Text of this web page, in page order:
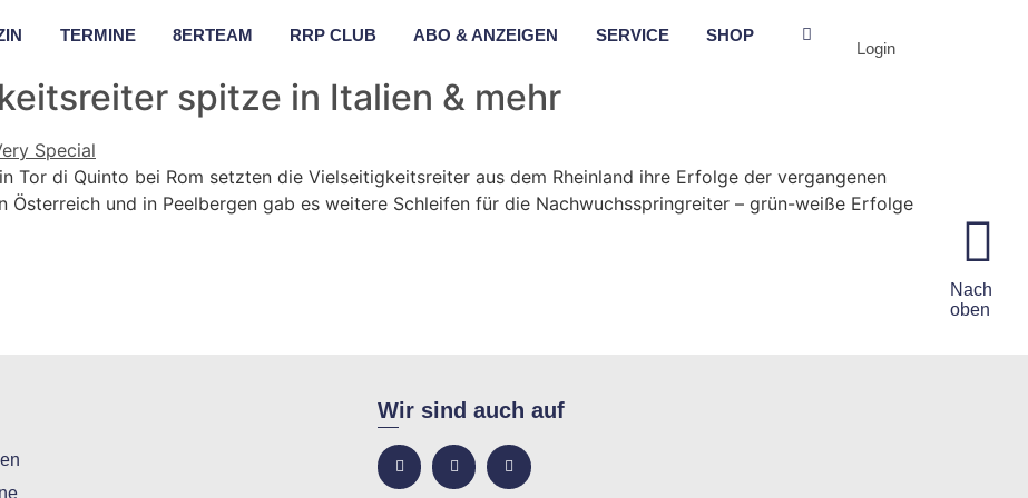
TERMINE 8ERTEAM RRP CLUB ABO & ANZEIGEN SERVICE SHOP
Login
spitze in Italien & mehr
Tor di Quinto bei Rom setzten die Vielseitigkeitsreiter aus dem Rheinland ihre Erfolge der vergangenen
Österreich und in Peelbergen gab es weitere Schleifen für die Nachwuchsspringreiter – grün-weiße Erfolge
Nach
oben
Wir sind auch auf